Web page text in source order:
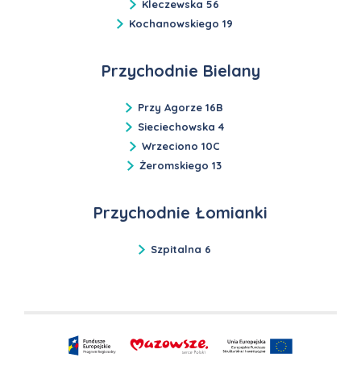
Kleczewska 56
Kochanowskiego 19
Przychodnie Bielany
Przy Agorze 16B
Sieciechowska 4
Wrzeciono 10C
Żeromskiego 13
Przychodnie Łomianki
Szpitalna 6